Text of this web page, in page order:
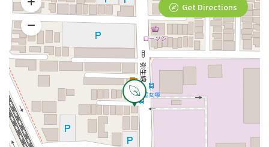
Get Directions